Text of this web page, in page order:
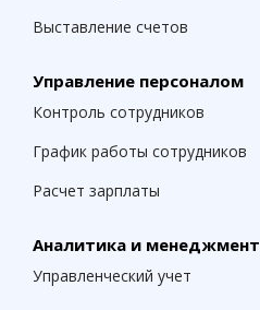
Выставление счетов
Управление персоналом
Контроль сотрудников
График работы сотрудников
Расчет зарплаты
Аналитика и менеджмент
Управленческий учет